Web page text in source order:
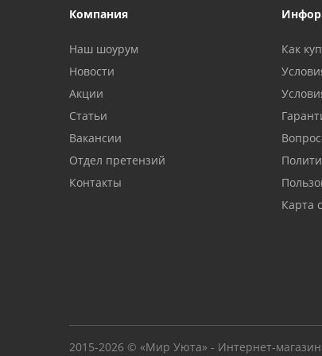
Компания
Наш шоурум
Новости
Акции
Статьи
Вакансии
Отдел претензий
Контакты
Как
Карта
2015-2026 © «Мир Уюта» - Интернет-